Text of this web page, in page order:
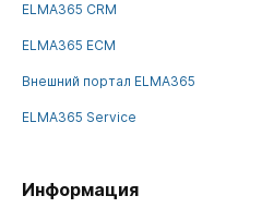
ELMA365 CRM
ELMA365 ECM
Внешний портал ELMA365
ELMA365 Service
Информация